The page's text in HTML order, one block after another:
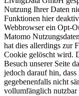
Nutzung Ihrer Daten
Funktionen hier
Webbrowser ein Opt-
Matomo
hat dies allerdings zur
Cookie gelöscht wird.
Besuch unserer Seite
jedoch darauf hin,
gegebenenfalls nicht
vollumfänglich nutzbar